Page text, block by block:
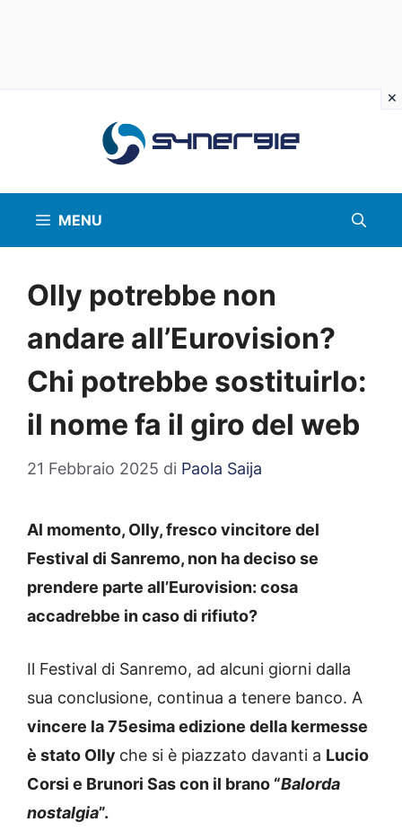
MENU
Olly potrebbe non
andare all’Eurovision?
Chi potrebbe sostituirlo:
il nome fa il giro del web
21 Febbraio 2025 di Paola Saija
Al momento, Olly, fresco vincitore del
Festival di Sanremo, non ha deciso se
prendere parte all’Eurovision: cosa
accadrebbe in caso di rifiuto?
Il Festival di Sanremo, ad alcuni giorni dalla
sua conclusione, continua a tenere banco. A
vincere la 75esima edizione della kermesse
è stato Olly che si è piazzato davanti a Lucio
Corsi e Brunori Sas con il brano “Balorda
nostalgia”.